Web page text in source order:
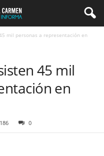
mil personas a representación en
45 mil
en
186 0